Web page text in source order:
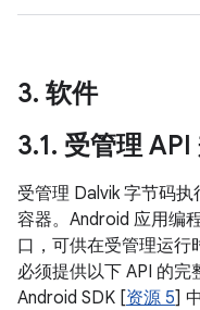
3. 软件
3.1. 受管理 API
受管理 Dalvik 字节码
容器。Android 应用编
口，可供在受管理运行
必须提供以下 API 的完
Android SDK [资源 5]